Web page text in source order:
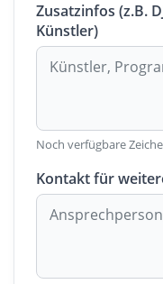
Zusatzinfos (z.B.
Künstler)
Noch verfügbare
Kontakt für